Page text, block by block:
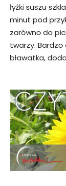
łyżki suszu
minut pod
zarówno do
twarzy. Bardzo
bławatka,